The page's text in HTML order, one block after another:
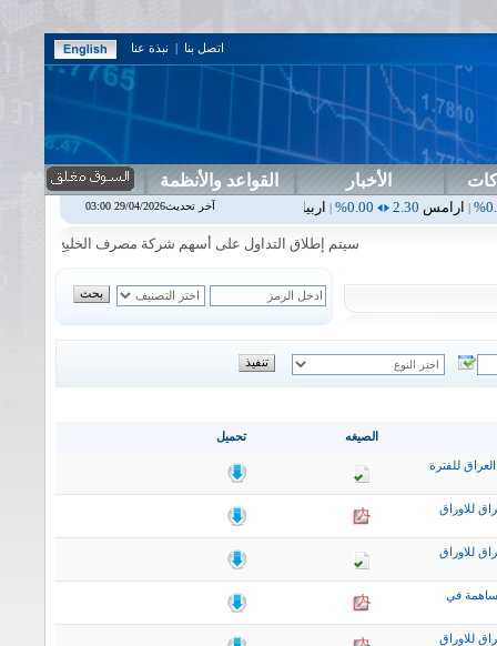
اتصل بنا | نبذة عنا
الأخبار القواعد والأنظمة
0.00%
|اربيل0.00
0.00%
0.00%
|اسفنج1.87
سيتم إطلاق التداول على أسهم شركة مصرف الخليج التجاري في جلسة
تحميل الصيغه
للفترة
للاوراق
للاوراق
في
للاوراق